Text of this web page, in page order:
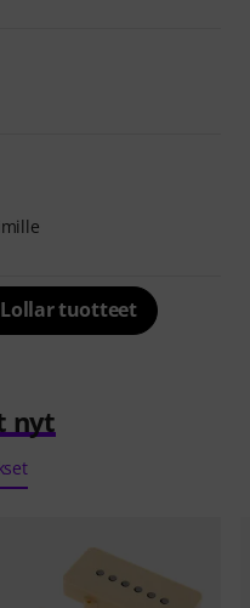
tuotteet
nyt